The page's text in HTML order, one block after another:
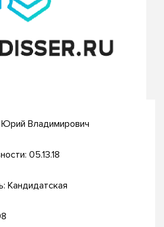
Юрий Владимирович
05.13.18
Кандидатская